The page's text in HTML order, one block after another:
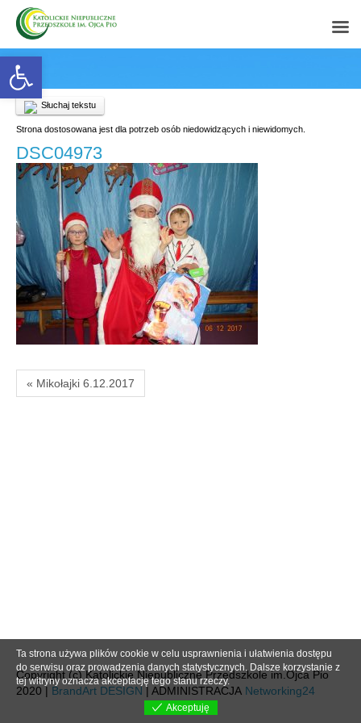
Open toolbar
Słuchaj tekstu
Strona dostosowana jest dla potrzeb osób niedowidzących i niewidomych.
DSC04973
« Mikołajki 6.12.2017
Copyright (c) Katolickie Niepubliczne Przedszkole im.Ojca Pio
2020 | BrandArt DESIGN | ADMINISTRACJA Networking24
Ta strona używa plików cookie w celu usprawnienia i ułatwienia dostępu
do serwisu oraz prowadzenia danych statystycznych. Dalsze korzystanie z
tej witryny oznacza akceptację tego stanu rzeczy.
Akceptuję